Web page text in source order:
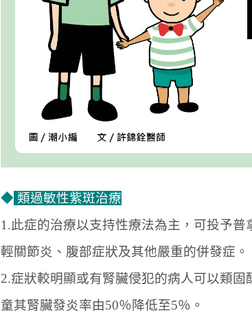
◆ 類過敏性紫斑治療
1.此症的治療以支持性療法為主，可投予
輕關節炎、腹部症狀及其他嚴重的併發症。
2.症狀較明顯或有腎臟侵犯的病人可以類
童其腎臟發炎率由50％降低至5％。